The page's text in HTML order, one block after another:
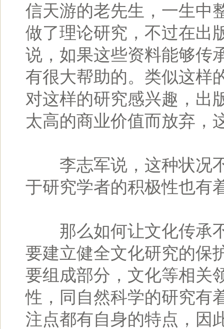
信天游的老先生，一生中
做了理论研究，不过在出
说，如果这些资料能够传
有很大帮助的。类似这样
对这样的研究感兴趣，出
太高的商业价值而放弃，
李志军说，这种状况不
于研究学者的积极性也有
那么如何让文化传承不
要建立健全文化研究的保
要组成部分，文化等相关
性，同自然科学的研究有
注点都有自身的特点，因